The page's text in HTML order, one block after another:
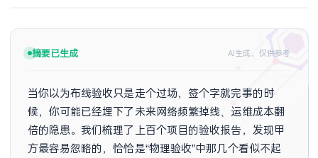
摘要已生成 AI生成，仅供参考
当你以为布线验收只是走个过场，签个字就完事的时
候，你可能已经埋下了未来网络频繁掉线、运维成本翻
倍的隐患。我们梳理了上百个项目的验收报告，发现甲
方最容易忽略的，恰恰是“物理验收”中那几个看似不起